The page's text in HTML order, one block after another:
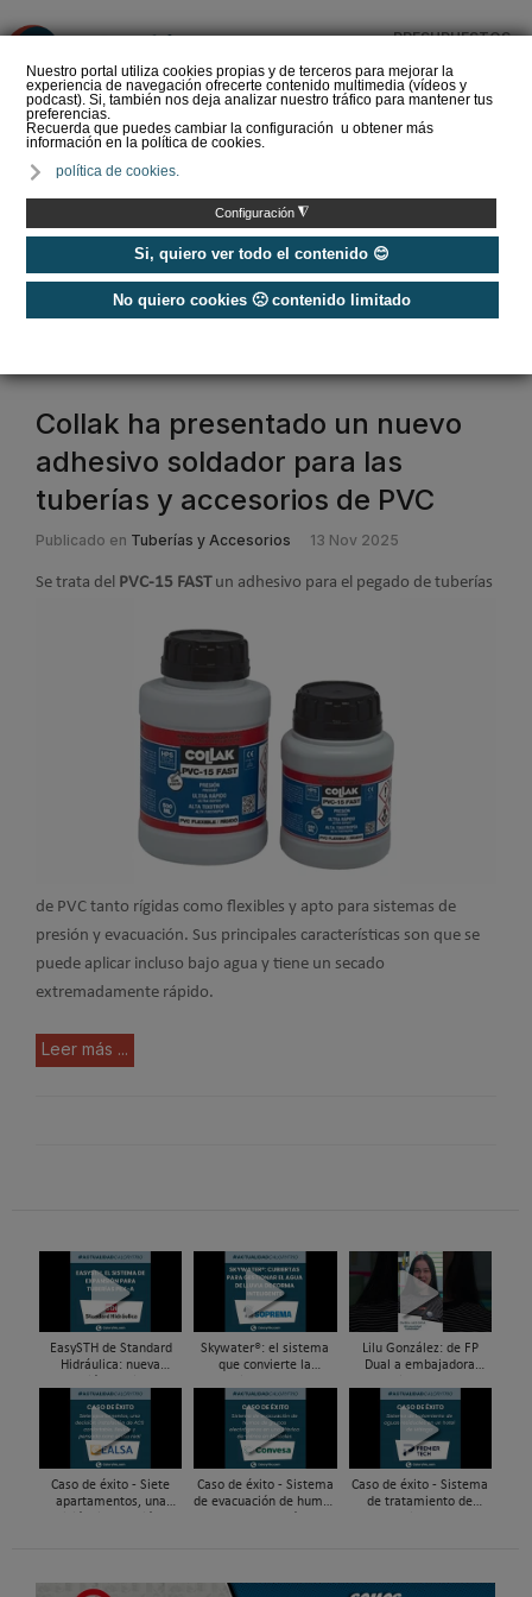
Nuestro portal utiliza cookies propias y de terceros para mejorar la
experiencia de navegación ofrecerte contenido multimedia (vídeos y
podcast). Si, también nos deja analizar nuestro tráfico para mantener tus
preferencias.
Recuerda que puedes cambiar la configuración u obtener más
información en la política de cookies.
política de cookies.
Configuración ◮
Si, quiero ver todo el contenido 😊
No quiero cookies 🙁 contenido limitado
PRESUPUESTOS
del Amperio (Episodio 3)
Etiquetas / tuberia acero inoxidable
Collak ha presentado un nuevo
adhesivo soldador para las
tuberías y accesorios de PVC
Publicado en Tuberías y Accesorios 13 Nov 2025
Se trata del PVC-15 FASTun adhesivo para el pegado de tuberías
de PVC tanto rígidas como flexibles y apto para sistemas de
presión y evacuación. Sus principales características son que se
puede aplicar incluso bajo agua y tiene un secado
extremadamente rápido.
Leer más ...
EasySTH de Standard
Hidráulica: nueva
de expansión para
tuberías PEX
Skywater®: el sistema
que convierte la
infraestructura activa de
gestión del agua...
Lilu González: de FP
Dual a embajadora
| Mecatrónica Industrial
Caso de éxito - Siete
apartamentos, una
Caso de éxito - Sistema
de evacuación de humos
Caso de éxito - Sistema
de tratamiento de